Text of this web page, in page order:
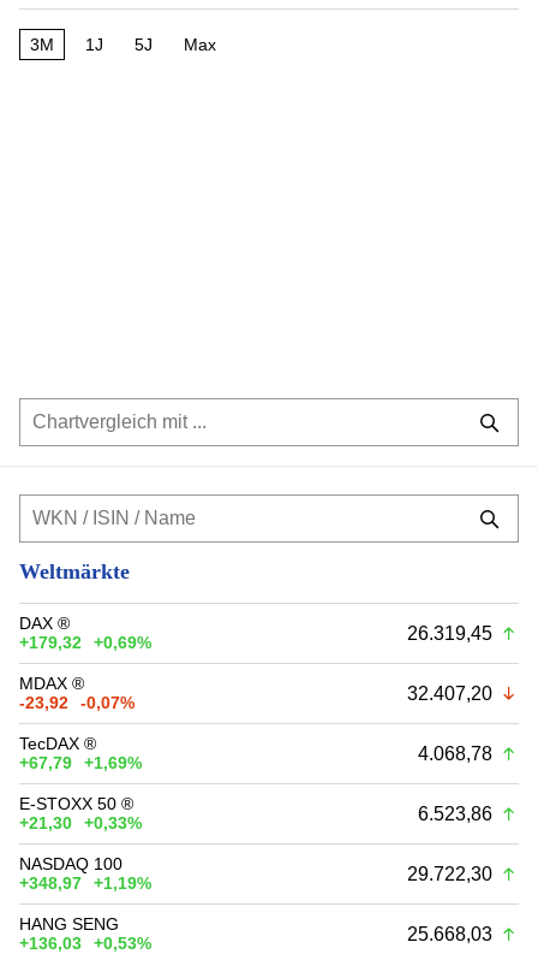
3M 1J 5J Max
Weltmärkte
DAX ®
+179,32
+0,69% 26.319,45
MDAX ®
-23,92
-0,07% 32.407,20
TecDAX ®
+67,79
+1,69% 4.068,78
E-STOXX 50 ®
+21,30
+0,33% 6.523,86
NASDAQ 100
+348,97
+1,19% 29.722,30
HANG SENG
+136,03
+0,53% 25.668,03